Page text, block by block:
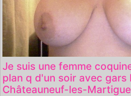
Je suis une femme
plan q d'un soir avec gars
Châteauneuf-les-